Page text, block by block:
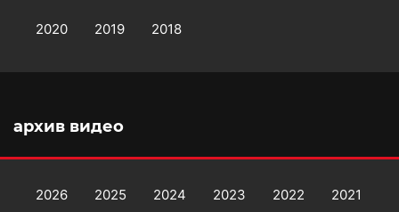
2020 2019 2018
архив видео
2026 2025 2024 2023 2022 2021